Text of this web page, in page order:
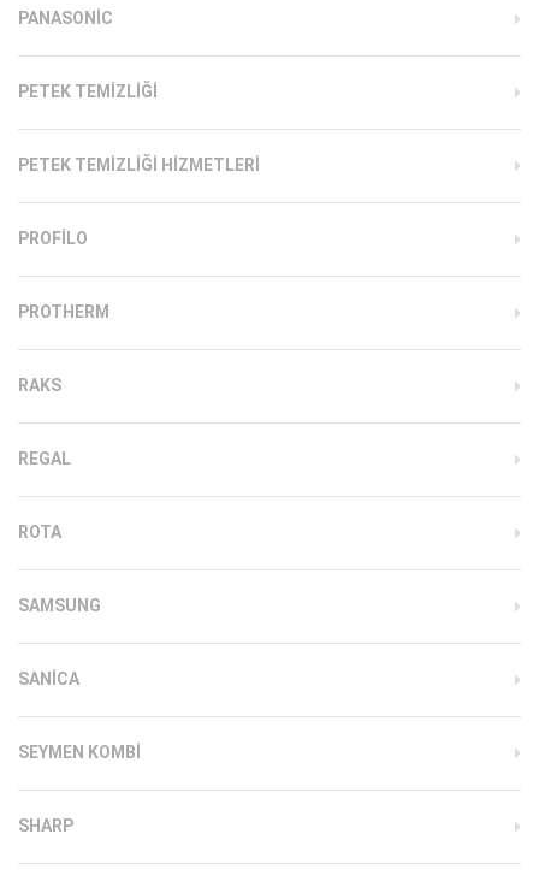
PANASONIC
PETEK TEMIZLIĞI
PETEK TEMIZLIĞI HIZMETLERI
PROFILO
PROTHERM
RAKS
REGAL
ROTA
SAMSUNG
SANICA
SEYMEN KOMBI
SHARP